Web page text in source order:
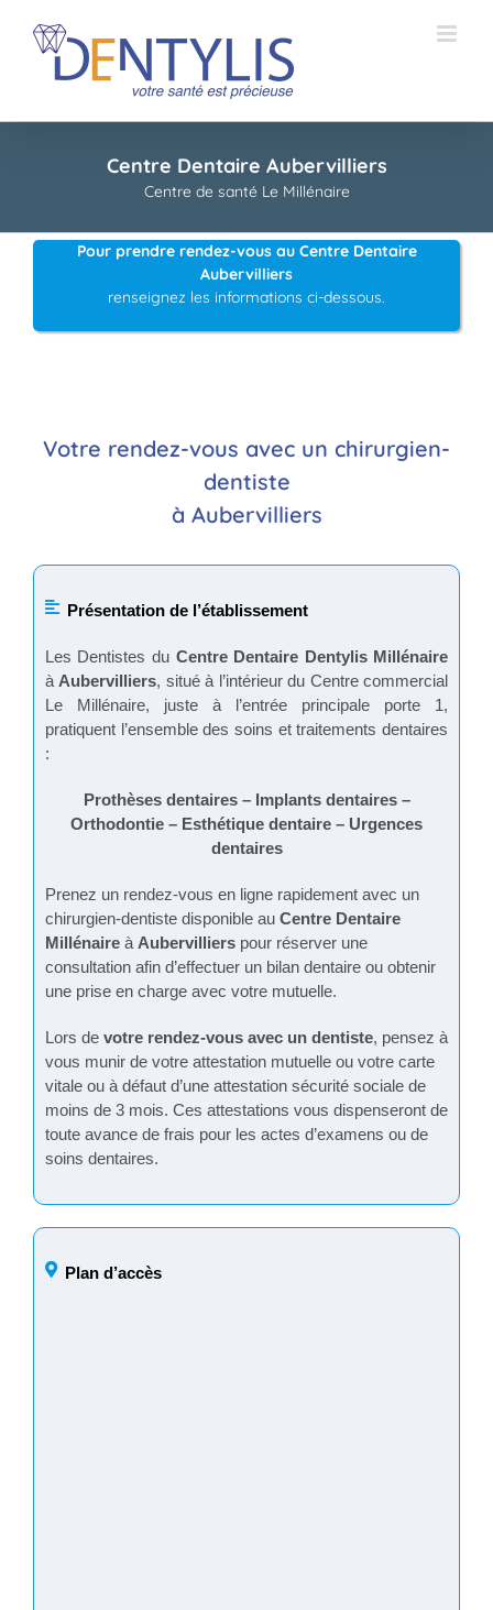
contenu
Centre Dentaire Aubervilliers
Centre de santé Le Millénaire
Pour prendre rendez-vous au Centre Dentaire
Aubervilliers
renseignez les informations ci-dessous.
Votre rendez-vous avec un chirurgien-
dentiste
à Aubervilliers
Présentation de l’établissement
Les Dentistes du Centre Dentaire Dentylis Millénaire
à Aubervilliers, situé à l’intérieur du Centre commercial
Le Millénaire, juste à l’entrée principale porte 1,
pratiquent l’ensemble des soins et traitements dentaires
:
Prothèses dentaires – Implants dentaires –
Orthodontie – Esthétique dentaire – Urgences
dentaires
Prenez un rendez-vous en ligne rapidement avec un
chirurgien-dentiste disponible au Centre Dentaire
Millénaireà Aubervillierspour réserver une
consultation afin d’effectuer un bilan dentaire ou obtenir
une prise en charge avec votre mutuelle.
Lors de votre rendez-vous avec un dentiste, pensez à
vous munir de votre attestation mutuelle ou votre carte
vitale ou à défaut d’une attestation sécurité sociale de
moins de 3 mois. Ces attestations vous dispenseront de
toute avance de frais pour les actes d’examens ou de
soins dentaires.
Plan d’accès